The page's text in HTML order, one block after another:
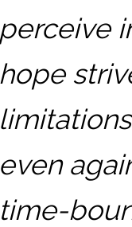
perceive
hope
even
time-